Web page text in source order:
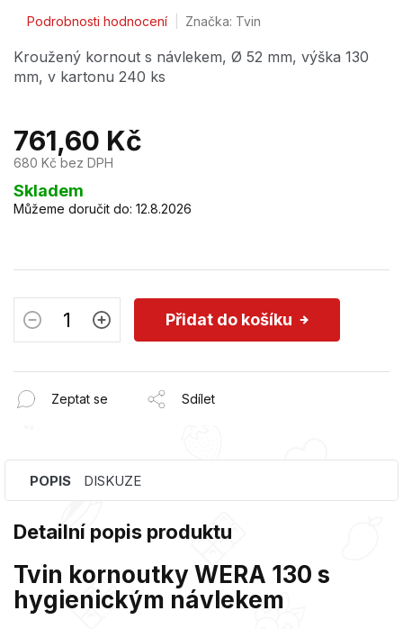
Průměrné
produktu
je
0,0
hvězdiček.
Podrobnosti hodnocení Značka: Tvin
Kroužený kornout s návlekem, Ø 52 mm, výška 130
mm, v kartonu 240 ks
761,60 Kč
680 Kč bez DPH
Měrná
cena:
Skladem
Můžeme doručit do: 12.8.2026
Přidat do košíku
Zeptat se Sdílet
POPIS DISKUZE
Detailní popis produktu
Tvin kornoutky WERA 130 s
hygienickým návlekem